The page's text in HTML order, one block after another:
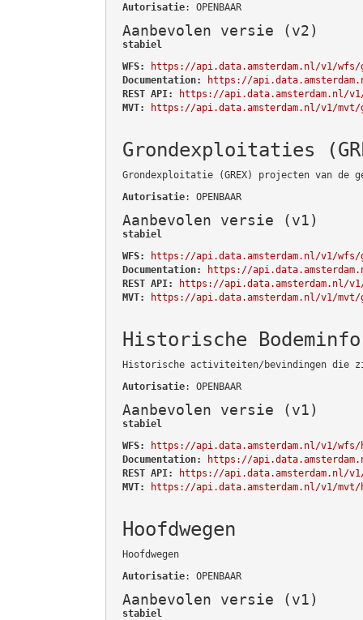
Autorisatie: OPENBAAR
Aanbevolen versie (v2)
stabiel
WFS:
https://api.data.amsterdam.nl/v1/wfs/
Documentation:
https://
REST API:
https://api.data.amsterdam.nl/
MVT:
https://api.data.amsterdam.nl/v1/mvt/
Grondexploitaties
Grondexploitatie (GREX) projecten van de
Autorisatie: OPENBAAR
Aanbevolen versie (v1)
stabiel
WFS:
https://api.data.amsterdam.nl/v1/wfs/
Documentation:
https://
REST API:
https://api.data.amsterdam.nl/
MVT:
https://api.data.amsterdam.nl/v1/mvt/
Historische
Historische activiteiten/bevindingen die
Autorisatie: OPENBAAR
Aanbevolen versie (v1)
stabiel
WFS:
https://api.data.amsterdam.nl/v1/wfs/
Documentation:
https://
REST API:
https://api.data.amsterdam.nl/
MVT:
https://api.data.amsterdam.nl/v1/mvt/
Hoofdwegen
Hoofdwegen
Autorisatie: OPENBAAR
Aanbevolen versie (v1)
stabiel